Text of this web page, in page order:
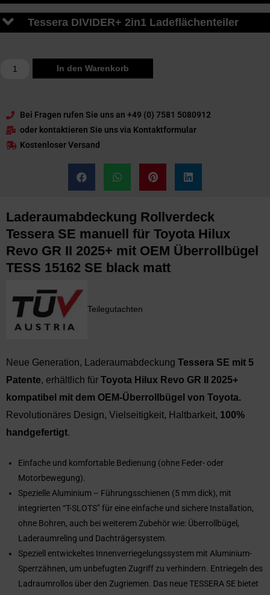
Tessera DIVIDER+ 2in1 Ladeflächenteiler
In den Warenkorb
Bei Fragen rufen Sie uns an +49 (0) 7581 5080912
oder kontaktieren Sie uns via Kontaktformular
Kostenloser Versand
Laderaumabdeckung Rollverdeck
Tessera SE manuell für Toyota Hilux
Revo GR II 2025+ mit OEM Überrollbügel
TESS 15162 SE black matt
Teilegutachten
Neue Generation, Laderaumabdeckung Tessera SE mit 5
Patente, erhältlich für Toyota Hilux Revo GR II 2025+
kompatibel mit dem OEM-Überrollbügel von Toyota.
Revolutionäres Design, Vielseitigkeit, Haltbarkeit, 100%
handgefertigt.
Einfache und komfortable Bedienung (ohne Feder- oder
Motorbewegung).
Spezielle Aluminium – Führungsschienen (5 mm dick), mit
integrierten “T-SLOTS” für eine einfache und sichere Installation,
ohne Bohren, auch bei weiterem Zubehör wie: Überrollbügel,
Laderaumreling und Dachträgersystem.
Speziell entwickeltes Innenverriegelungssystem mit Aluminium-
Sperrzähnen, um unbefugten Zugriff zu verhindern. Entriegeln des
Ladraumrollos über den Zugriemen. Das neue TESSERA SE bietet